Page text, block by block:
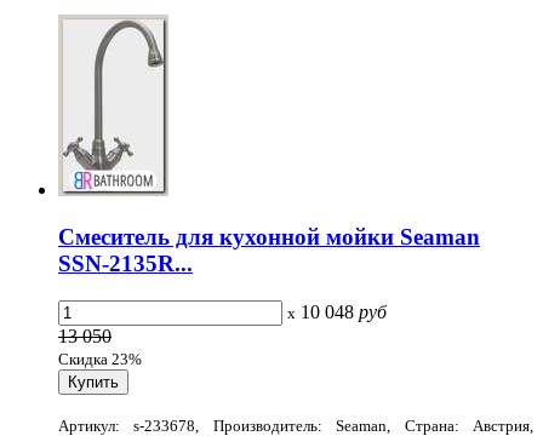
Смеситель для кухонной мойки Seaman
SSN-2135R...
x 10 048 руб
13 050
Скидка 23%
Артикул: s-233678, Производитель: Seaman, Страна: Австрия,